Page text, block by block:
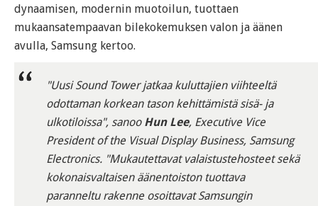
dynaamisen, modernin muotoilun, tuottaen
mukaansatempaavan bilekokemuksen valon ja äänen
avulla, Samsung kertoo.
"Uusi Sound Tower jatkaa kuluttajien viihteeltä
odottaman korkean tason kehittämistä sisä- ja
ulkotiloissa", sanoo Hun Lee, Executive Vice
President of the Visual Display Business, Samsung
Electronics. "Mukautettavat valaistustehosteet sekä
kokonaisvaltaisen äänentoiston tuottava
paranneltu rakenne osoittavat Samsungin